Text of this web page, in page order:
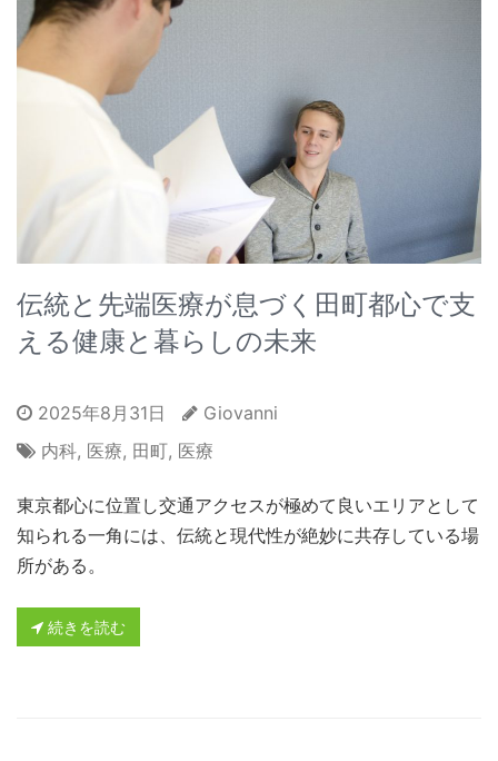
伝統と先端医療が息づく田町都心で支
える健康と暮らしの未来
2025年8月31日
Giovanni
内科, 医療, 田町, 医療
東京都心に位置し交通アクセスが極めて良いエリアとして
知られる一角には、伝統と現代性が絶妙に共存している場
所がある。
続きを読む